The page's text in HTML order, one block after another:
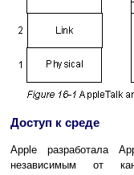
Доступ к среде
Apple разработала
независимым от